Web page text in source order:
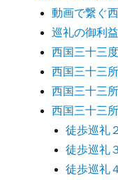
動画で繋ぐ
巡礼の御利益
西国三十三
西国三十三
西国三十三
西国三十三
徒歩巡礼
徒歩巡礼
徒歩巡礼